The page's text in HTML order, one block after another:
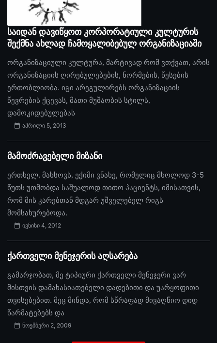
საიდან დავიწყოთ კორპორატიული კულტურის
შექმნა ახლად ჩამოყალიბებულ ორგანიზაციაში
ორგანიზაციული კულტურა, მარტივად რომ ვთქვათ, არის
ორგანიზაციის ღირებულებების, ნორმების, წესების
ერთობლიობა. იგი არეგულირებს ორგანიზაციის
წევრების ქცევას, მათი მუშაობის სტილს,
დამოკიდებულებას
აპრილი 5, 2013
მამოძრავებელი მიზანი
ერთხელ, მახსოვს, ექიმი ვნახე, რომელიც მხოლოდ 3-5
წუთს უთმობდა საშუალოდ თითო პაციენტს, იმისათვის,
რომ მის კარებთან მდგარ უშველებელ რიგს
მომსახურებოდა.
ივნისი 4, 2012
ქართველი მენეჯერის აღსარება
გამარჯობათ, მე ტიპიური ქართველი მენეჯერი ვარ
მისთვის დამახასიათებელი დადებითი და უარყოფითი
თვისებებით. მეც მინდა, რომ სწრაფად მივაღწიო დიდ
წარმატებებს და
ნოემბერი 2, 2009